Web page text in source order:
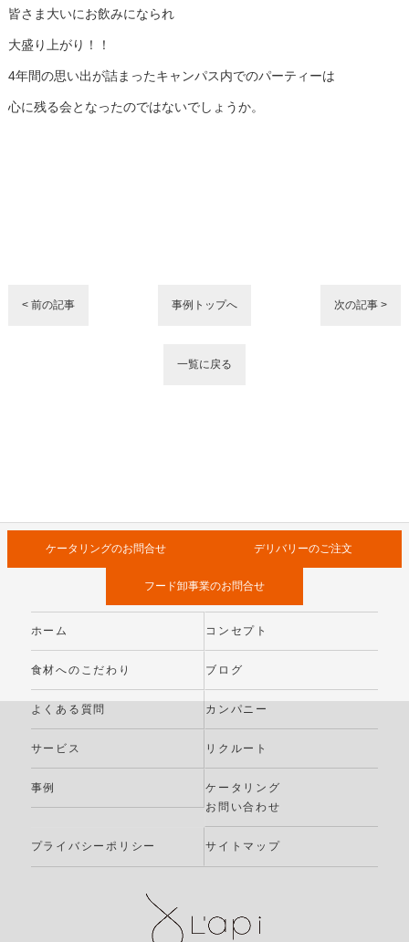
皆さま大いにお飲みになられ
大盛り上がり！！
4年間の思い出が詰まったキャンパス内でのパーティーは
心に残る会となったのではないでしょうか。
< 前の記事 事例トップへ 次の記事 >
一覧に戻る
ケータリングのお問合せ デリバリーのご注文
フード卸事業のお問合せ
ホーム コンセプト
食材へのこだわり ブログ
よくある質問 カンパニー
サービス リクルート
事例
ケータリング
お問い合わせ
プライバシーポリシー サイトマップ